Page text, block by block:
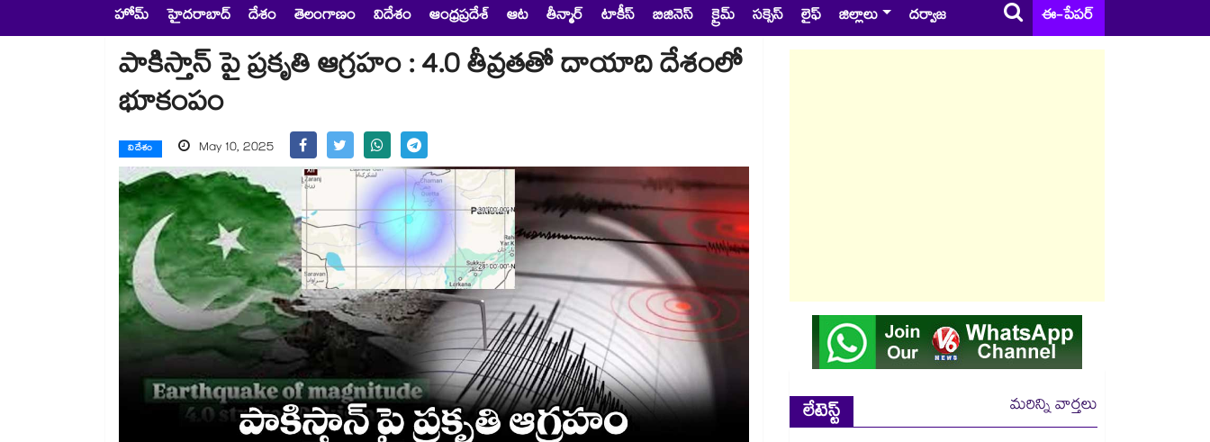
హోమ్ హైదరాబాద్ దేశం తెలంగాణం విదేశం ఆంధ్రప్రదేశ్ ఆట తీన్మార్ టాకీస్ బిజినెస్ క్రైమ్ సక్సెస్ లైఫ్ జిల్లాలు దర్వాజ ఈ-పేపర్
పాకిస్తాన్​ పై ప్రకృతి ఆగ్రహం : 4.0 తీవ్రతతో దాయాది దేశంలో
భూకంపం
విదేశం May 10, 2025
లేటెస్ట్
మరిన్ని వార్తలు